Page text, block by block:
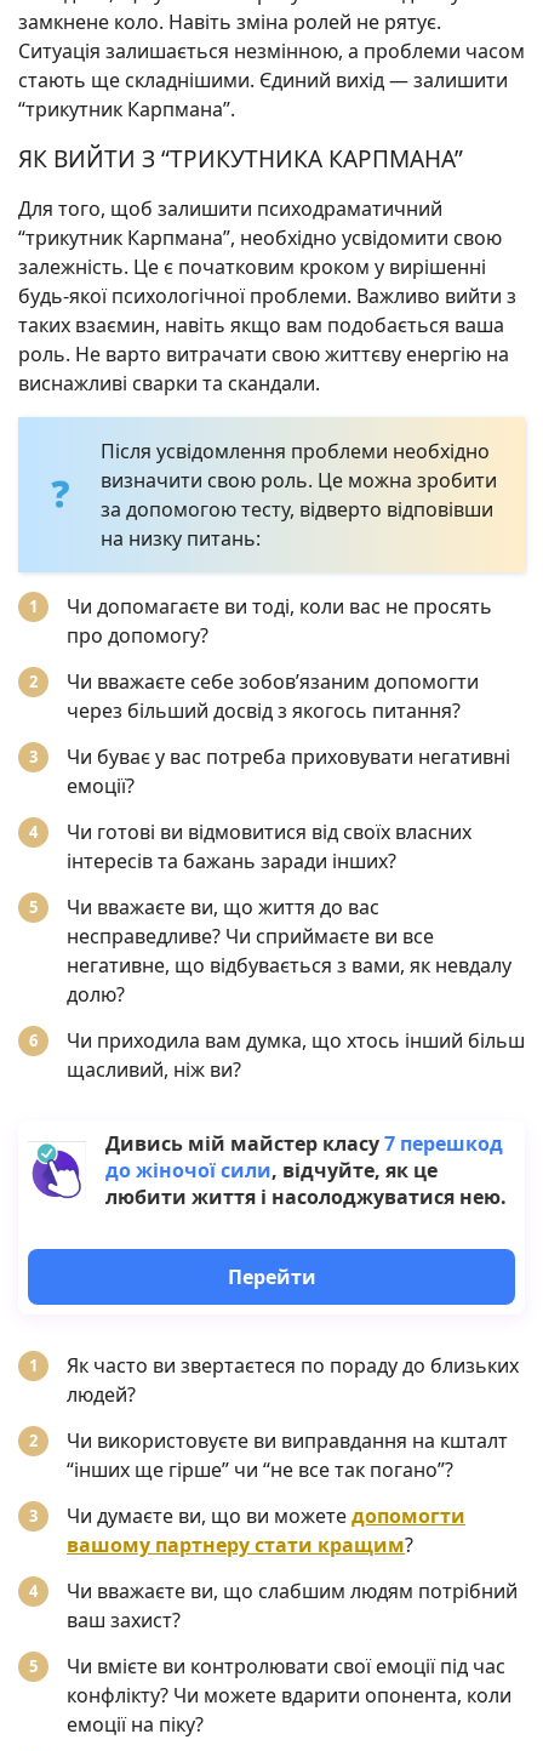
замкнене коло. Навіть зміна ролей не рятує.
Ситуація залишається незмінною, а проблеми часом
стають ще складнішими. Єдиний вихід — залишити
“трикутник Карпмана”.
ЯК ВИЙТИ З “ТРИКУТНИКА КАРПМАНА”
Для того, щоб залишити психодраматичний
“трикутник Карпмана”, необхідно усвідомити свою
залежність. Це є початковим кроком у вирішенні
будь-якої психологічної проблеми. Важливо вийти з
таких взаємин, навіть якщо вам подобається ваша
роль. Не варто витрачати свою життєву енергію на
виснажливі сварки та скандали.
Після усвідомлення проблеми необхідно
визначити свою роль. Це можна зробити
за допомогою тесту, відверто відповівши
на низку питань:
Чи допомагаєте ви тоді, коли вас не просять
про допомогу?
Чи вважаєте себе зобов’язаним допомогти
через більший досвід з якогось питання?
Чи буває у вас потреба приховувати негативні
емоції?
Чи готові ви відмовитися від своїх власних
інтересів та бажань заради інших?
Чи вважаєте ви, що життя до вас
несправедливе? Чи сприймаєте ви все
негативне, що відбувається з вами, як невдалу
долю?
Чи приходила вам думка, що хтось інший більш
щасливий, ніж ви?
Дивись мій майстер класу7 перешкод
до жіночої сили, відчуйте, як це
любити життя і насолоджуватися нею.
Перейти
Як часто ви звертаєтеся по пораду до близьких
людей?
Чи використовуєте ви виправдання на кшталт
“інших ще гірше” чи “не все так погано”?
Чи думаєте ви, що ви можетедопомогти
вашому партнеру стати кращим?
Чи вважаєте ви, що слабшим людям потрібний
ваш захист?
Чи вмієте ви контролювати свої емоції під час
конфлікту? Чи можете вдарити опонента, коли
емоції на піку?